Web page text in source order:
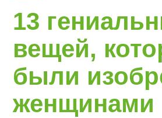
13
вещей,
были
женщинами